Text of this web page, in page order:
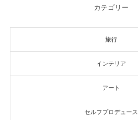
カテゴリー
旅行
インテリア
アート
セルフプロデュース